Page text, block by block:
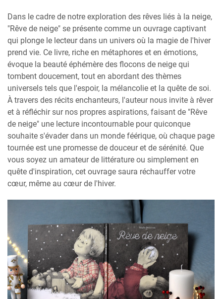
Dans le cadre de notre exploration des rêves liés à la neige,
"Rêve de neige" se présente comme un ouvrage captivant
qui plonge le lecteur dans un univers où la magie de l'hiver
prend vie. Ce livre, riche en métaphores et en émotions,
évoque la beauté éphémère des flocons de neige qui
tombent doucement, tout en abordant des thèmes
universels tels que l'espoir, la mélancolie et la quête de soi.
À travers des récits enchanteurs, l'auteur nous invite à rêver
et à réfléchir sur nos propres aspirations, faisant de "Rêve
de neige" une lecture incontournable pour quiconque
souhaite s'évader dans un monde féérique, où chaque page
tournée est une promesse de douceur et de sérénité. Que
vous soyez un amateur de littérature ou simplement en
quête d'inspiration, cet ouvrage saura réchauffer votre
cœur, même au cœur de l'hiver.